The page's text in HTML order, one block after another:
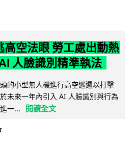
高空法眼 勞工處出動熱
人臉識別精準執法
的小型無人機進行高空巡邏以打擊
未來一年內引入 AI 人臉識別與行為
一...
閱讀全文